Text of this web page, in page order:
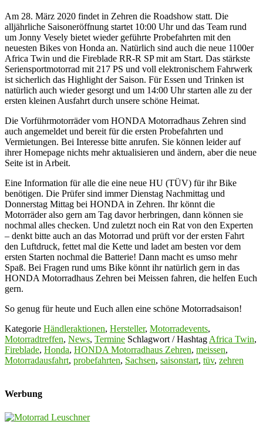
Am 28. März 2020 findet in Zehren die Roadshow statt. Die
alljährliche Saisoneröffnung startet 10:00 Uhr und das Team rund
um Jonny Vesely bietet wieder geführte Probefahrten mit den
neuesten Bikes von Honda an. Natürlich sind auch die neue 1100er
Africa Twin und die Fireblade RR-R SP mit am Start. Das stärkste
Seriensportmotorrad mit 217 PS und voll elektronischem Fahrwerk
ist sicherlich das Highlight der Saison. Für Essen und Trinken ist
natürlich auch wieder gesorgt und um 14:00 Uhr starten alle zu der
ersten kleinen Ausfahrt durch unsere schöne Heimat.
Die Vorführmotorräder vom HONDA Motorradhaus Zehren sind
auch angemeldet und bereit für die ersten Probefahrten und
Vermietungen. Bei Interesse bitte anrufen. Sie können leider auf
ihrer Homepage nichts mehr aktualisieren und ändern, aber die neue
Seite ist in Arbeit.
Eine Information für alle die eine neue HU (TÜV) für ihr Bike
benötigen. Die Prüfer sind immer Dienstag Nachmittag und
Donnerstag Mittag bei HONDA in Zehren. Ihr könnt die
Motorräder also gern am Tag davor herbringen, dann können sie
nochmal alles checken. Und zuletzt noch ein Rat von den Experten
– denkt bitte auch an das Motorrad und prüft vor der ersten Fahrt
den Luftdruck, fettet mal die Kette und ladet am besten vor dem
ersten Starten nochmal die Batterie! Dann macht es umso mehr
Spaß. Bei Fragen rund ums Bike könnt ihr natürlich gern in das
HONDA Motorradhaus Zehren bei Meissen fahren, die helfen Euch
gern.
So genug für heute und Euch allen eine schöne Motorradsaison!
Kategorie Händleraktionen, Hersteller, Motorradevents,
Motorradtreffen, News, Termine Schlagwort / Hashtag Africa Twin,
Fireblade, Honda, HONDA Motorradhaus Zehren, meissen,
Motorradausfahrt, probefahrten, Sachsen, saisonstart, tüv, zehren
Werbung